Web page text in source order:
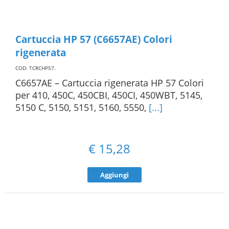
Cartuccia HP 57 (C6657AE) Colori
rigenerata
COD: TCRCHP57.
C6657AE – Cartuccia rigenerata HP 57 Colori
per 410, 450C, 450CBI, 450CI, 450WBT, 5145,
5150 C, 5150, 5151, 5160, 5550, [...]
€ 15,28
Aggiungi